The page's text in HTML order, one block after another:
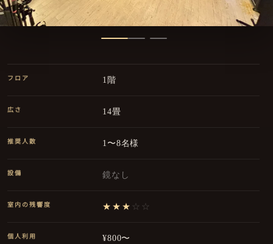
フロア 1階
広さ 14畳
推奨人数 1〜8名様
設備 鏡なし
室内の残響度 ★★★ ☆☆
個人利用 ¥800〜